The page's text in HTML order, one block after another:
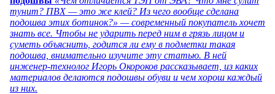
тунит? ПВХ — это же клей? Из чего вообще сделана
подошва этих ботинок?» — современный покупатель хочет
знать все. Чтобы не ударить перед ним в грязь лицом и
суметь объяснить, годится ли ему в подметки такая
подошва, внимательно изучите эту статью. В ней
инженер-технолог Игорь Окороков рассказывает, из каких
материалов делаются подошвы обуви и чем хорош каждый
из них.